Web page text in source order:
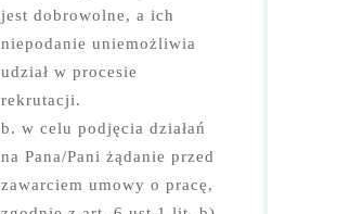
jest dobrowolne, a ich
niepodanie uniemożliwia
udział w procesie
rekrutacji.
b. w celu podjęcia działań
na Pana/Pani żądanie przed
zawarciem umowy o pracę,
Informacje o plikach cookie
Objaśnienia określeń